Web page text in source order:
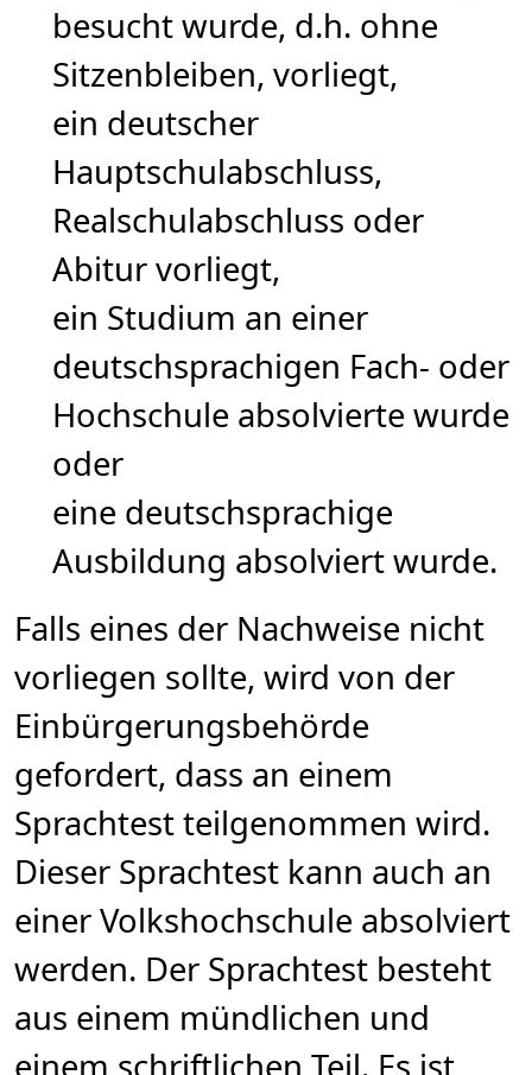
besucht wurde, d.h. ohne
Sitzenbleiben, vorliegt,
ein deutscher
Hauptschulabschluss,
Realschulabschluss oder
Abitur vorliegt,
ein Studium an einer
deutschsprachigen Fach- oder
Hochschule absolvierte wurde
oder
eine deutschsprachige
Ausbildung absolviert wurde.
Falls eines der Nachweise nicht
vorliegen sollte, wird von der
Einbürgerungsbehörde
gefordert, dass an einem
Sprachtest teilgenommen wird.
Dieser Sprachtest kann auch an
einer Volkshochschule absolviert
werden. Der Sprachtest besteht
aus einem mündlichen und
einem schriftlichen Teil. Es ist